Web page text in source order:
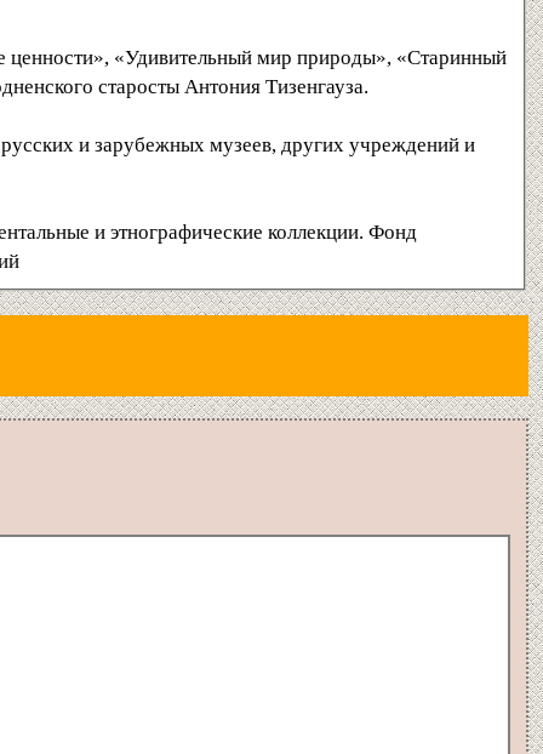
«Удивительный мир природы», «Старинный
старосты Антония Тизенгауза.
и зарубежных музеев, других учреждений и
и этнографические коллекции. Фонд